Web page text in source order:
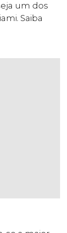
um dos
Saiba